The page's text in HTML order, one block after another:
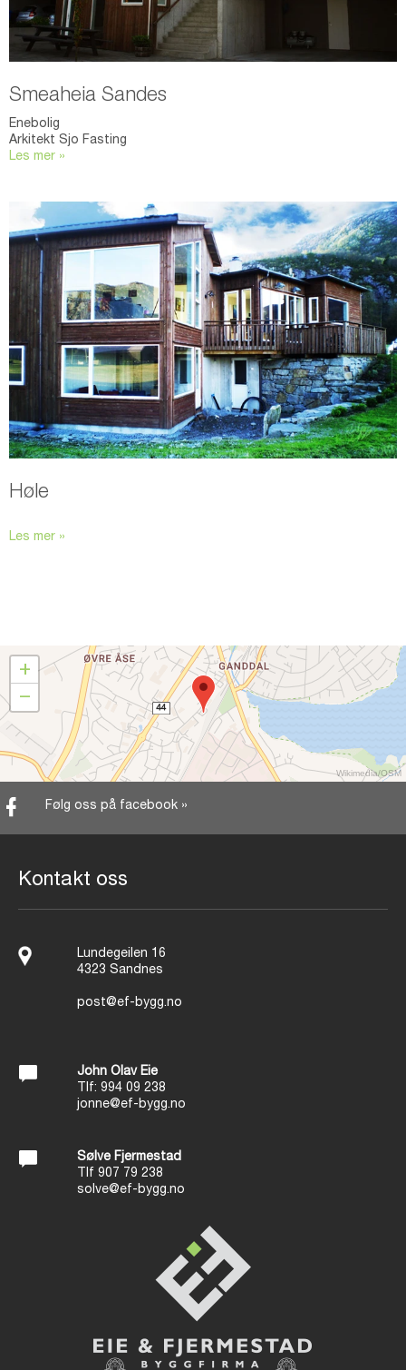
Smeaheia Sandes
Enebolig
Arkitekt Sjo Fasting
Les mer »
Høle
Les mer »
+
−
Wikimedia/OSM
Følg oss på facebook »
Kontakt oss
Lundegeilen 16
4323 Sandnes
post@ef-bygg.no
John Olav Eie
Tlf: 994 09 238
onne@ef-bygg.no
Sølve Fjermestad
Tlf 907 79 238
solve@ef-bygg.no